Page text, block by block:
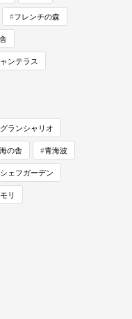
フレンチの森
ンテラス
グランシャリオ
海の舎 青海波
シェフガーデン
リ